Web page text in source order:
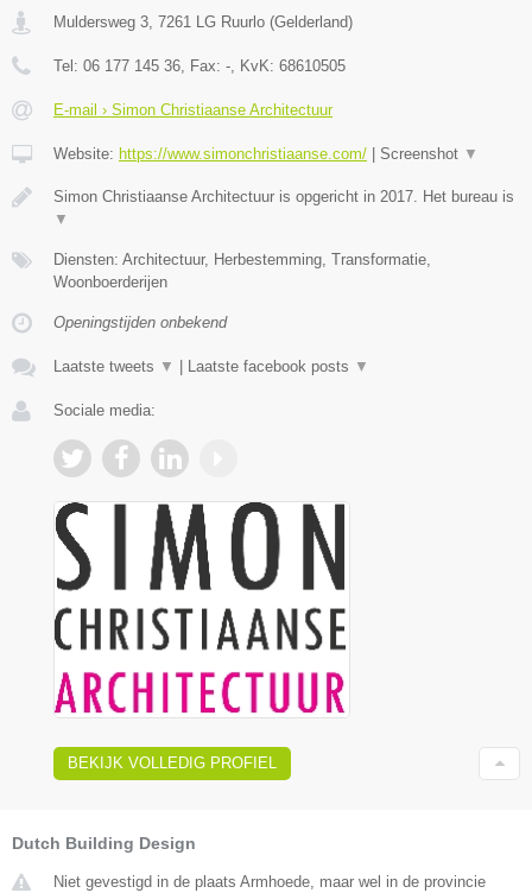
Muldersweg 3, 7261 LG Ruurlo (Gelderland)
Tel: 06 177 145 36, Fax: -, KvK: 68610505
E-mail › Simon Christiaanse Architectuur
Website: https://www.simonchristiaanse.com/ Screenshot ▼
Simon Christiaanse Architectuur is opgericht in 2017. Het bureau is
▼
Diensten: Architectuur, Herbestemming, Transformatie,
Woonboerderijen
Openingstijden onbekend
Laatste tweets ▼ Laatste facebook posts ▼
Sociale media:
BEKIJK VOLLEDIG PROFIEL
Dutch Building Design
Niet gevestigd in de plaats Armhoede, maar wel in de provincie